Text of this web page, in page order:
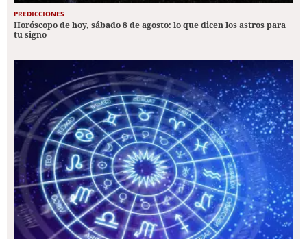
PREDICCIONES
Horóscopo de hoy, sábado 8 de agosto: lo que dicen los astros para
tu signo